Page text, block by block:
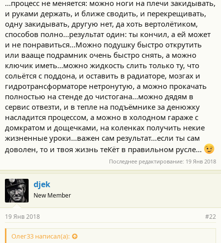
...процесс не меняется: можно ноги на плечи закидывать,
и руками держать, и ближе сводить, и перекрещивать,
одну закидывать, другую нет, да хоть вертолётиком,
способов полно...результат один: ты кончил, а ей может
и не понравиться...Можно подушку быстро открутить
или вааще подрамник очень быстро снять, а можно
ключик иметь...можно жидкость слить только ту, что
сольётся с поддона, и оставить в радиаторе, мозгах и
гидротрансформаторе нетронутую, а можно прокачать
полностью на стенде до чистогана...можно дядям в
сервис отвезти, и в тепле на подъёмнике за денюжку
насладится процессом, а можно в холодном гараже с
домкратом и дощечками, на коленках получить некие
жизненные уроки...важен сам результат...если ты сам
доволен, то и твоя жизнь теКёт в правильном русле...
Последнее редактирование: 19 Янв 2018
djek
New Member
19 Янв 2018 #22
Олег33 написал(а):